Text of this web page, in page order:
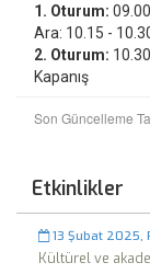
1. Oturum:
Ara: 10.15 -
2. Oturum:
Kapanış
Son Güncelleme
Etkinlikler
13 Şubat 2025,
Kültürel ve